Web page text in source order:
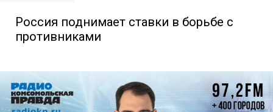
Россия поднимает ставки в борьбе с
противниками